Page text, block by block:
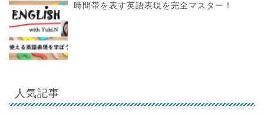
時間帯を表す英語表現を完全マスター！
人気記事